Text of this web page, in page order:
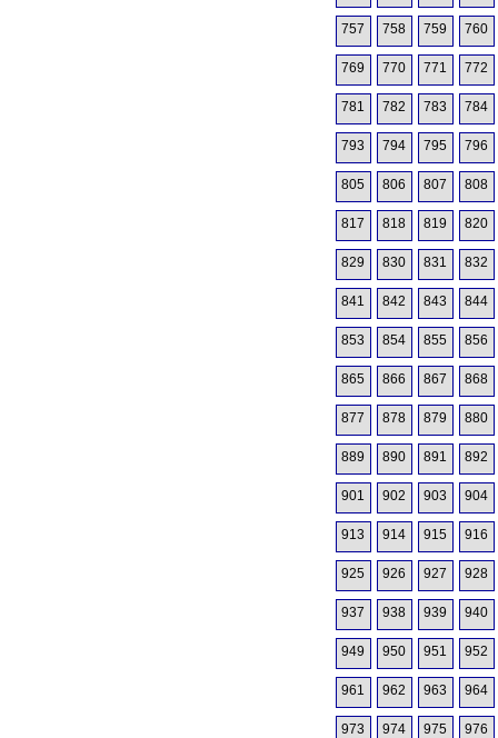
757 758 759 760
769 770 771 772
781 782 783 784
793 794 795 796
805 806 807 808
817 818 819 820
829 830 831 832
841 842 843 844
853 854 855 856
865 866 867 868
877 878 879 880
889 890 891 892
901 902 903 904
913 914 915 916
925 926 927 928
937 938 939 940
949 950 951 952
961 962 963 964
973 974 975 976